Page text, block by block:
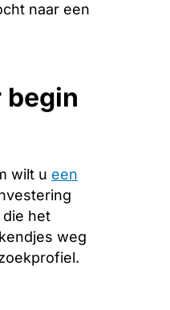
naar een
begin
wilt u een
het
weg